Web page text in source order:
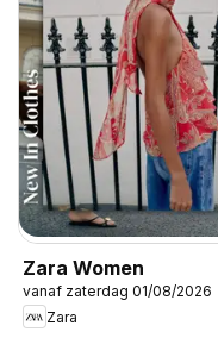
Zara Women
vanaf zaterdag 01/08/2026
Zara